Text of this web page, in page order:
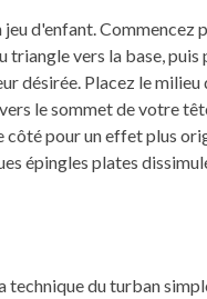
d'enfant. Commencez
vers la base, puis
désirée. Placez le milieu
le sommet de votre
côté pour un effet plus
épingles plates
technique du turban